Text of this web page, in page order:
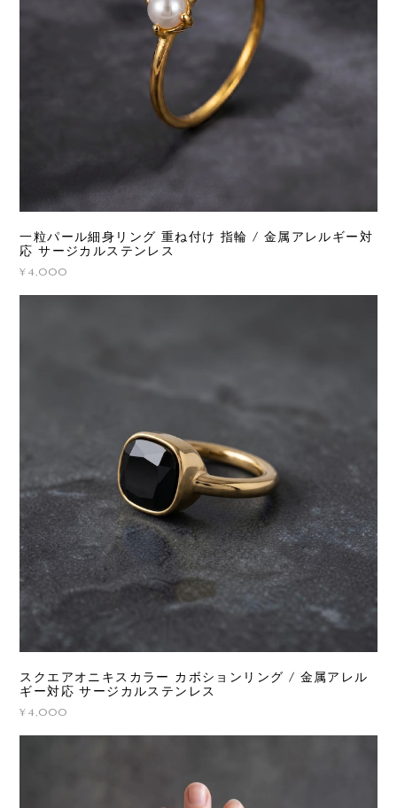
一粒パール細身リング 重ね付け 指輪 / 金属アレルギー対
応 サージカルステンレス
¥4,000
スクエアオニキスカラー カボションリング / 金属アレル
ギー対応 サージカルステンレス
¥4,000